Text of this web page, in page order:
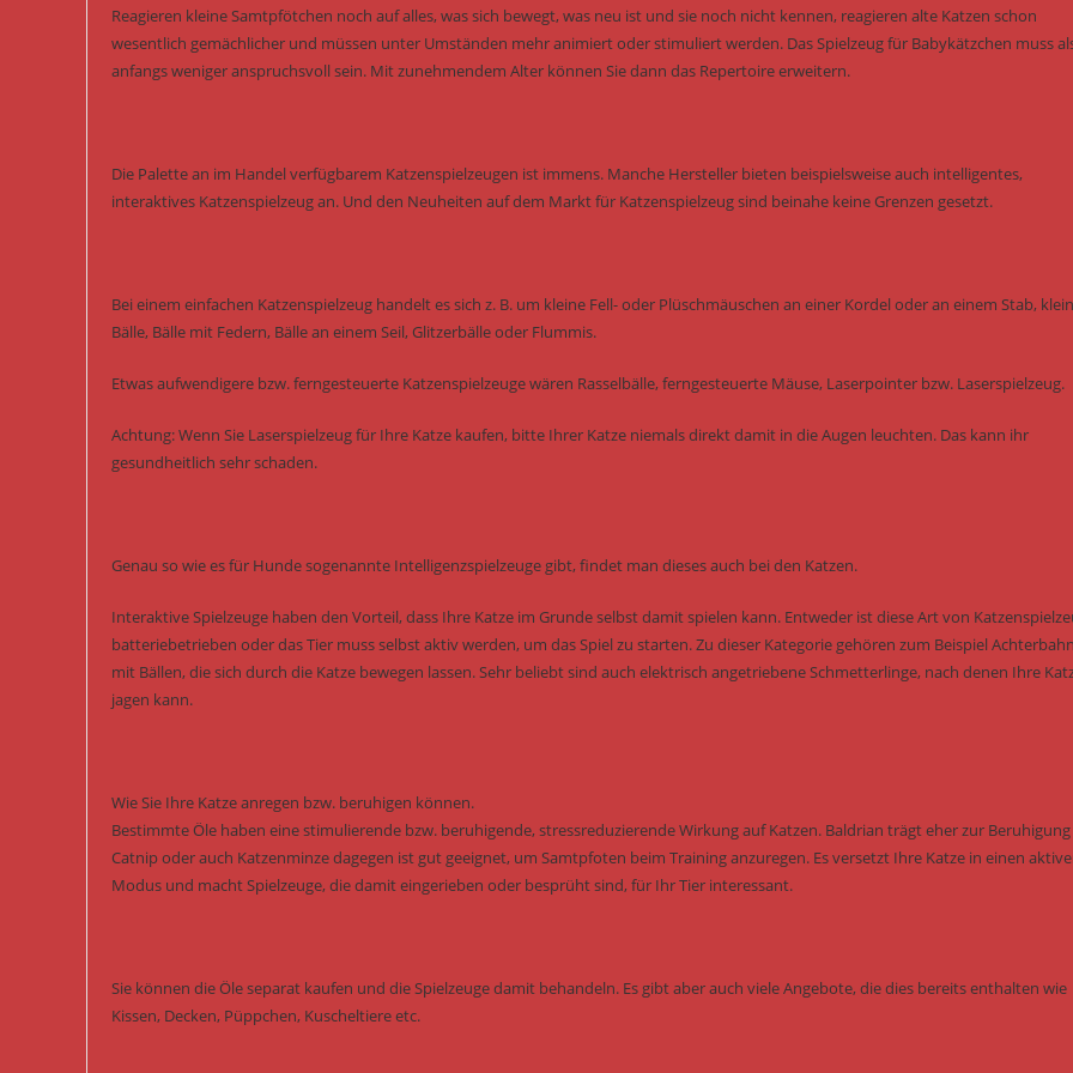
Reagieren kleine Samtpfötchen noch auf alles, was sich bewegt, was neu ist und sie noch nicht kennen, reagieren alte Katzen schon
wesentlich gemächlicher und müssen unter Umständen mehr animiert oder stimuliert werden. Das Spielzeug für Babykätzchen muss
anfangs weniger anspruchsvoll sein. Mit zunehmendem Alter können Sie dann das Repertoire erweitern.
Die Palette an im Handel verfügbarem Katzenspielzeugen ist immens. Manche Hersteller bieten beispielsweise auch intelligentes,
interaktives Katzenspielzeug an. Und den Neuheiten auf dem Markt für Katzenspielzeug sind beinahe keine Grenzen gesetzt.
Bei einem einfachen Katzenspielzeug handelt es sich z. B. um kleine Fell- oder Plüschmäuschen an einer Kordel oder an einem Stab,
Bälle, Bälle mit Federn, Bälle an einem Seil, Glitzerbälle oder Flummis.
Etwas aufwendigere bzw. ferngesteuerte Katzenspielzeuge wären Rasselbälle, ferngesteuerte Mäuse, Laserpointer bzw. Laserspielzeug.
Achtung: Wenn Sie Laserspielzeug für Ihre Katze kaufen, bitte Ihrer Katze niemals direkt damit in die Augen leuchten. Das kann ihr
gesundheitlich sehr schaden.
Genau so wie es für Hunde sogenannte Intelligenzspielzeuge gibt, findet man dieses auch bei den Katzen.
Interaktive Spielzeuge haben den Vorteil, dass Ihre Katze im Grunde selbst damit spielen kann. Entweder ist diese Art von
batteriebetrieben oder das Tier muss selbst aktiv werden, um das Spiel zu starten. Zu dieser Kategorie gehören zum Beispiel
mit Bällen, die sich durch die Katze bewegen lassen. Sehr beliebt sind auch elektrisch angetriebene Schmetterlinge, nach denen Ihre
jagen kann.
Wie Sie Ihre Katze anregen bzw. beruhigen können.
Bestimmte Öle haben eine stimulierende bzw. beruhigende, stressreduzierende Wirkung auf Katzen. Baldrian trägt eher zur
Catnip oder auch Katzenminze dagegen ist gut geeignet, um Samtpfoten beim Training anzuregen. Es versetzt Ihre Katze in einen
Modus und macht Spielzeuge, die damit eingerieben oder besprüht sind, für Ihr Tier interessant.
Sie können die Öle separat kaufen und die Spielzeuge damit behandeln. Es gibt aber auch viele Angebote, die dies bereits enthalten wie
Kissen, Decken, Püppchen, Kuscheltiere etc.